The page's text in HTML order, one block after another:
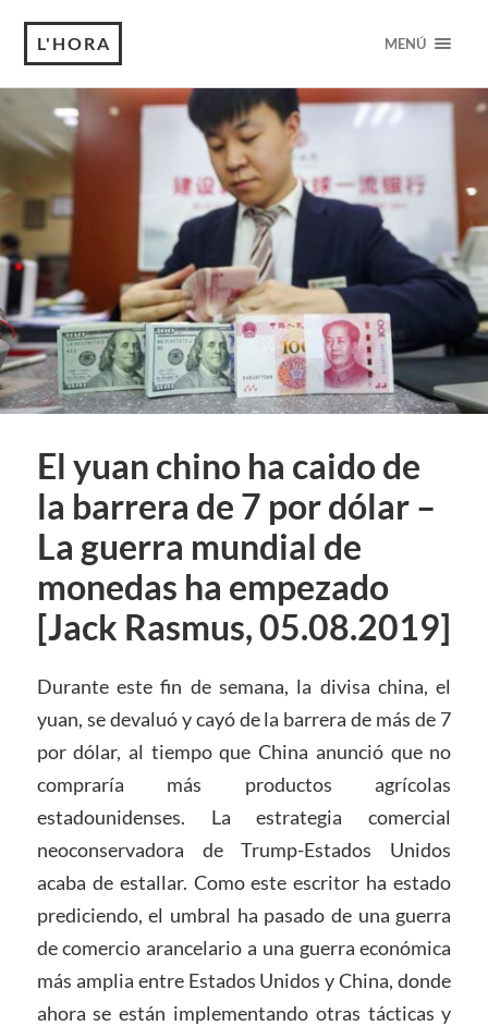
L'HORA MENÚ
El yuan chino ha caido de
la barrera de 7 por dólar –
La guerra mundial de
monedas ha empezado
[Jack Rasmus, 05.08.2019]
Durante este fin de semana, la divisa china, el
yuan, se devaluó y cayó de la barrera de más de 7
por dólar, al tiempo que China anunció que no
compraría más productos agrícolas
estadounidenses. La estrategia comercial
neoconservadora de Trump-Estados Unidos
acaba de estallar. Como este escritor ha estado
prediciendo, el umbral ha pasado de una guerra
de comercio arancelario a una guerra económica
más amplia entre Estados Unidos y China, donde
ahora se están implementando otras tácticas y